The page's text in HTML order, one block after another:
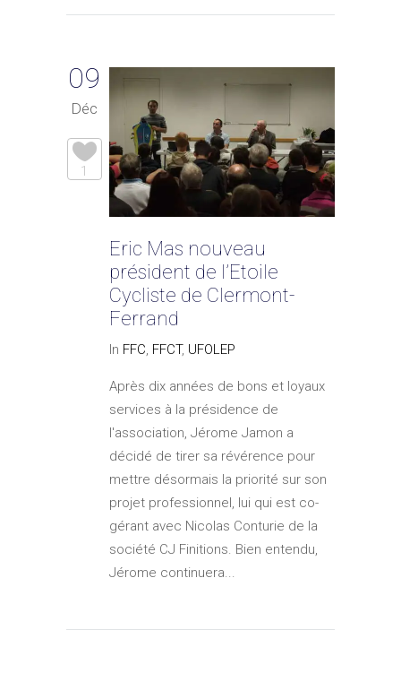
09
Déc
1
Eric Mas nouveau
président de l’Etoile
Cycliste de Clermont-
Ferrand
In FFC, FFCT, UFOLEP
Après dix années de bons et loyaux
services à la présidence de
l'association, Jérome Jamon a
décidé de tirer sa révérence pour
mettre désormais la priorité sur son
projet professionnel, lui qui est co-
gérant avec Nicolas Conturie de la
société CJ Finitions. Bien entendu,
Jérome continuera...